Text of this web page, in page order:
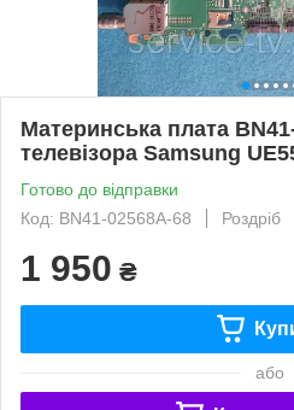
Материнська плата
телевізора Samsung
Готово до відправки
Код: BN41-02568A-68
Роздріб
1 950 ₴
або